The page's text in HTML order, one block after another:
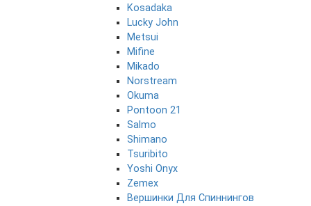
Kosadaka
Lucky John
Metsui
Mifine
Mikado
Norstream
Okuma
Pontoon 21
Salmo
Shimano
Tsuribito
Yoshi Onyx
Zemex
Вершинки Для Спиннингов